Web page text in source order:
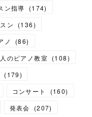
ン指導 (174)
ン (136)
ノ (86)
のピアノ教室 (108)
(179)
コンサート (160)
発表会 (207)